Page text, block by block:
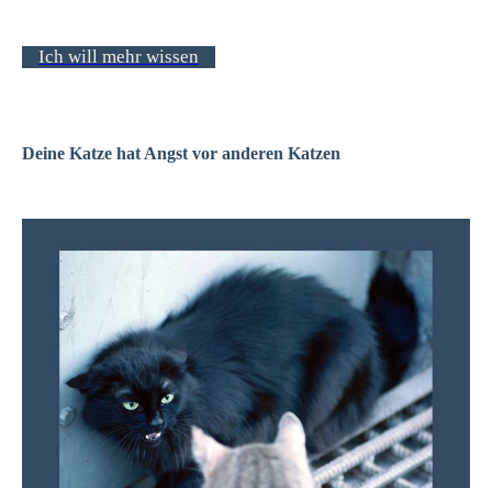
Ich will mehr wissen
Deine Katze hat Angst vor anderen Katzen